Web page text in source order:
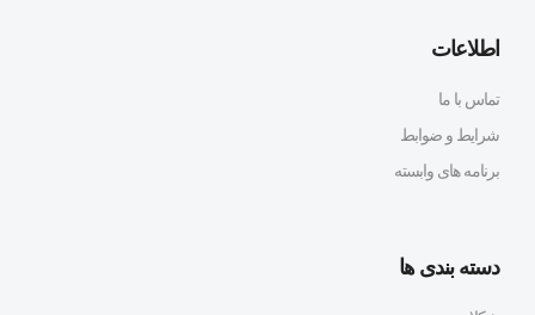
اطلاعات
تماس با ما
شرایط و ضوابط
برنامه های وابسته
دسته بندی ها